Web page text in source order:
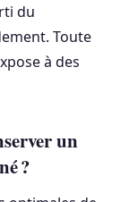
du
Toute
à des
un
?